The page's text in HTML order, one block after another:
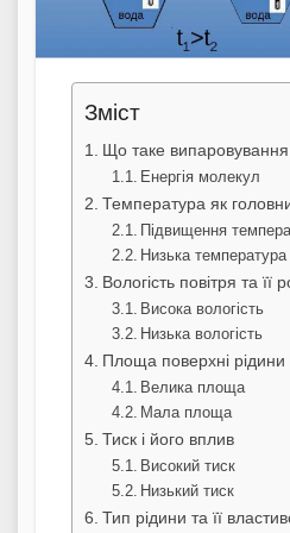
Зміст
Що таке
Енергія молекул
Температура як
Підвищення
Низька температура
Вологість повітря та її
Висока вологість
Низька вологість
Площа поверхні рідини
Велика площа
Мала площа
Тиск і його вплив
Високий тиск
Низький тиск
Тип рідини та її